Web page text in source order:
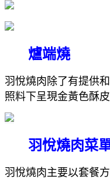
爐端燒
羽悅燒肉除了有提供
照料下呈現金黃色酥
羽悅燒肉菜
羽悅燒肉主要以套餐